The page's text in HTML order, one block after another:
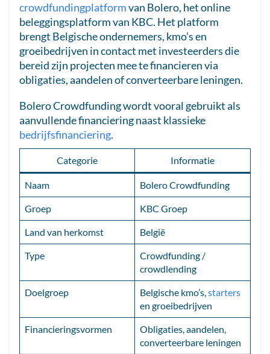
crowdfundingplatformvan Bolero, het online
beleggingsplatform van KBC. Het platform
brengt Belgische ondernemers, kmo’s en
groeibedrijven in contact met investeerders die
bereid zijn projecten mee te financieren via
obligaties, aandelen of converteerbare leningen.
Bolero Crowdfunding wordt vooral gebruikt als
aanvullende financiering naast klassieke
bedrijfsfinanciering.
Categorie Informatie
Naam Bolero Crowdfunding
Groep KBC Groep
Land van herkomst België
Type
Crowdfunding /
crowdlending
Doelgroep Belgische kmo’s, starters
en groeibedrijven
Financieringsvormen
Obligaties, aandelen,
converteerbare leningen